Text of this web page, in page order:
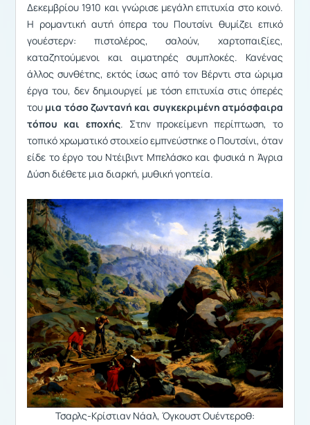
Δεκεμβρίου 1910 και γνώρισε μεγάλη επιτυχία στο κοινό.
Η ρομαντική αυτή όπερα του Πουτσίνι θυμίζει επικό
γουέστερν: πιστολέρος, σαλούν, χαρτοπαιξίες,
καταζητούμενοι και αιματηρές συμπλοκές. Κανένας
άλλος συνθέτης, εκτός ίσως από τον Βέρντι στα ώριμα
έργα του, δεν δημιουργεί με τόση επιτυχία στις όπερές
του μια τόσο ζωντανή και συγκεκριμένη ατμόσφαιρα
τόπου και εποχής. Στην προκείμενη περίπτωση, το
τοπικό χρωματικό στοιχείο εμπνεύστηκε ο Πουτσίνι, όταν
είδε το έργο του Ντέιβιντ Μπελάσκο και φυσικά η Άγρια
Δύση διέθετε μια διαρκή, μυθική γοητεία.
Τσαρλς-Κρίστιαν Νάαλ, Όγκουστ Ουέντεροθ: